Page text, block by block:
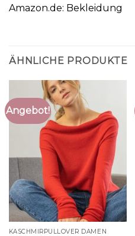
Amazon.de: Bekleidung
ÄHNLICHE PRODUKTE
Angebot!
KASCHMIRPULLOVER DAMEN